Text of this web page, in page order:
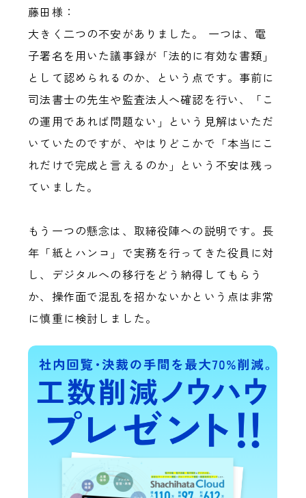
藤田様：
大きく二つの不安がありました。 一つは、電
子署名を用いた議事録が「法的に有効な書類」
として認められるのか、という点です。事前に
司法書士の先生や監査法人へ確認を行い、「こ
の運用であれば問題ない」という見解はいただ
いていたのですが、やはりどこかで「本当にこ
れだけで完成と言えるのか」という不安は残っ
ていました。
もう一つの懸念は、取締役陣への説明です。長
年「紙とハンコ」で実務を行ってきた役員に対
し、デジタルへの移行をどう納得してもらう
か、操作面で混乱を招かないかという点は非常
に慎重に検討しました。